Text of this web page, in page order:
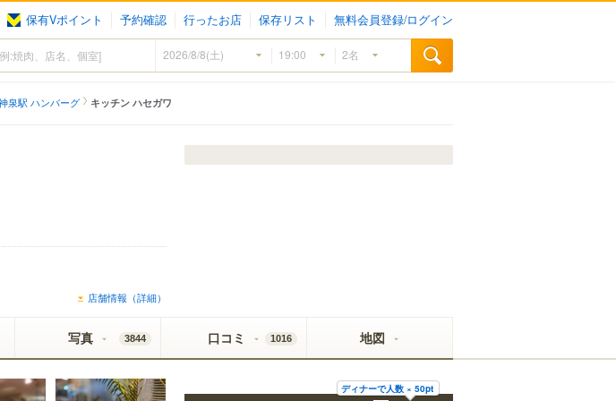
保有Vポイント 予約確認 行ったお店 保存リスト 無料会員登録/ログイン
泉駅 ハンバーグ キッチン ハセガワ
店舗情報（詳細）
写真 3844 口コミ 1016 地図
ディナーで人数 × 50pt